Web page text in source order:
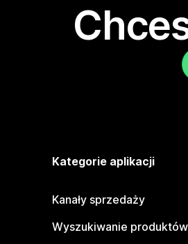
Kategorie aplikacji
Kanały sprzedaży
Wyszukiwanie produktów